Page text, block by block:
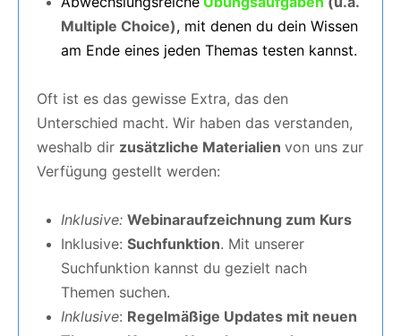
Multiple Choice), mit denen du dein Wissen
am Ende eines jeden Themas testen kannst.
Oft ist es das gewisse Extra, das den
Unterschied macht. Wir haben das verstanden,
weshalb dir zusätzliche Materialien von uns zur
Verfügung gestellt werden:
Inklusive: Webinaraufzeichnung zum Kurs
Inklusive: Suchfunktion. Mit unserer
Suchfunktion kannst du gezielt nach
Themen suchen.
Inklusive: Regelmäßige Updates mit neuen